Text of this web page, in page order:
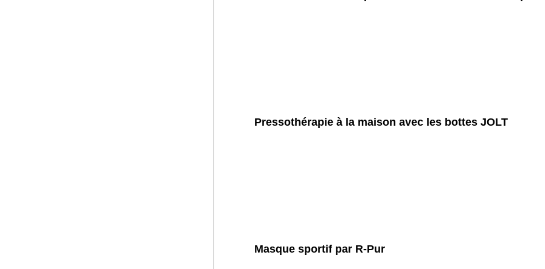
Pressothérapie à la maison avec les bottes JOLT
Masque sportif par R-Pur